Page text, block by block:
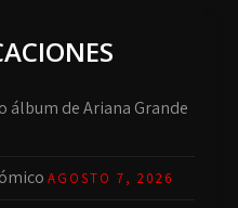
álbum de Ariana Grande
AGOSTO 7, 2026